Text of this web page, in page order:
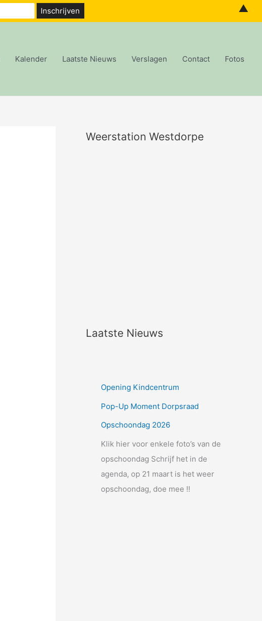
Kalender Laatste Nieuws Verslagen Contact Fotos
Weerstation Westdorpe
Laatste Nieuws
Opening Kindcentrum
Pop-Up Moment Dorpsraad
Opschoondag 2026
Klik hier voor enkele foto’s van de
opschoondag Schrijf het in de
agenda, op 21 maart is het weer
opschoondag, doe mee !!
▲